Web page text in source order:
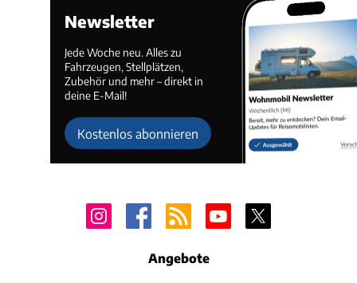
Newsletter
Jede Woche neu. Alles zu
Fahrzeugen, Stellplätzen,
Zubehör und mehr – direkt in
deine E-Mail!
Kostenlos abonnieren
Angebote